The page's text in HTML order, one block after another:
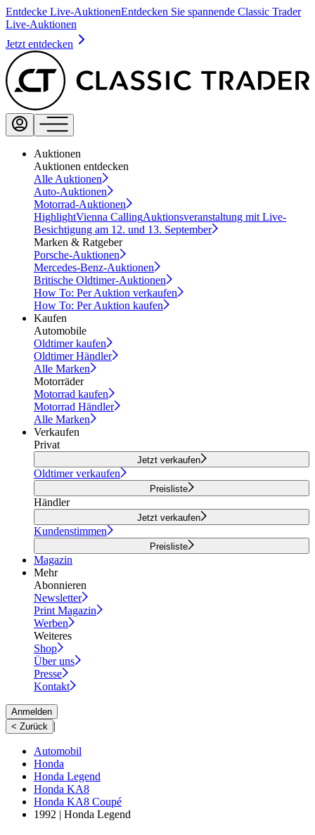
Entdecke Live-AuktionenEntdecken Sie spannende Classic Trader
Live-Auktionen
Jetzt entdecken
Auktionen
Auktionen entdecken
Alle Auktionen
Auto-Auktionen
Motorrad-Auktionen
HighlightVienna CallingAuktionsveranstaltung mit Live-
Besichtigung am 12. und 13. September
Marken & Ratgeber
Porsche-Auktionen
Mercedes-Benz-Auktionen
Britische Oldtimer-Auktionen
How To: Per Auktion verkaufen
How To: Per Auktion kaufen
Kaufen
Automobile
Oldtimer kaufen
Oldtimer Händler
Alle Marken
Motorräder
Motorrad kaufen
Motorrad Händler
Alle Marken
Verkaufen
Privat
Jetzt verkaufen
Oldtimer verkaufen
Preisliste
Händler
Jetzt verkaufen
Kundenstimmen
Preisliste
Magazin
Mehr
Abonnieren
Newsletter
Print Magazin
Werben
Weiteres
Shop
Über uns
Presse
Kontakt
Anmelden
< Zurück |
Automobil
Honda
Honda Legend
Honda KA8
Honda KA8 Coupé
1992 | Honda Legend